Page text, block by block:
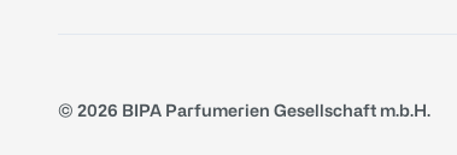
© 2026 BIPA Parfumerien Gesellschaft m.b.H.